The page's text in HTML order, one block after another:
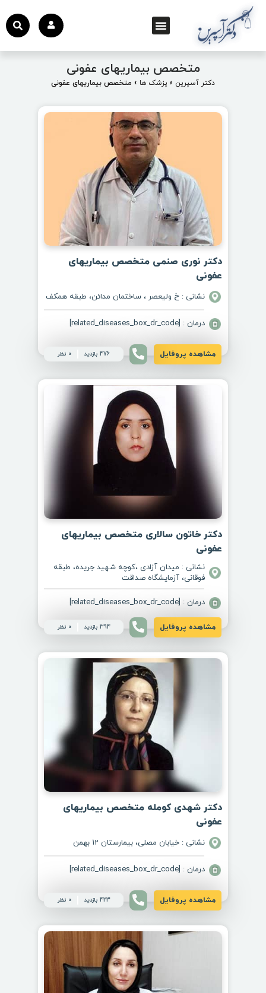
متخصص بیماریهای عفونی
دکتر آسپرین » پزشک ها » متخصص بیماریهای عفونی
دکتر نوری صنمی متخصص بیماریهای
عفونی
نشانی : خ ولیعصر ، ساختمان مدائن، طبقه همکف
درمان : [related_diseases_box_dr_code]
مشاهده پروفایل 476 بازدید 0 نظر
دکتر خاتون سالاری متخصص بیماریهای
عفونی
نشانی : میدان آزادی ،کوچه شهید جریده، طبقه
فوقانی، آزمایشگاه صداقت
درمان : [related_diseases_box_dr_code]
مشاهده پروفایل 394 بازدید 0 نظر
دکتر شهدی کومله متخصص بیماریهای
عفونی
نشانی : خیابان مصلی، بیمارستان 12 بهمن
درمان : [related_diseases_box_dr_code]
مشاهده پروفایل 423 بازدید 0 نظر